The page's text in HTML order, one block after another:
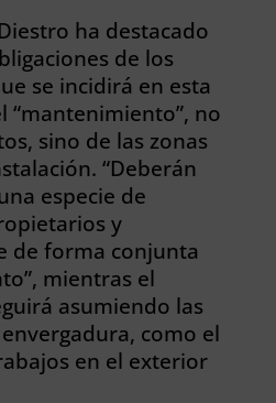
ha destacado
de los
se incidirá en esta
“mantenimiento”, no
sino de las zonas
“Deberán
especie de
y
de forma conjunta
mientras el
asumiendo las
como el
en el exterior